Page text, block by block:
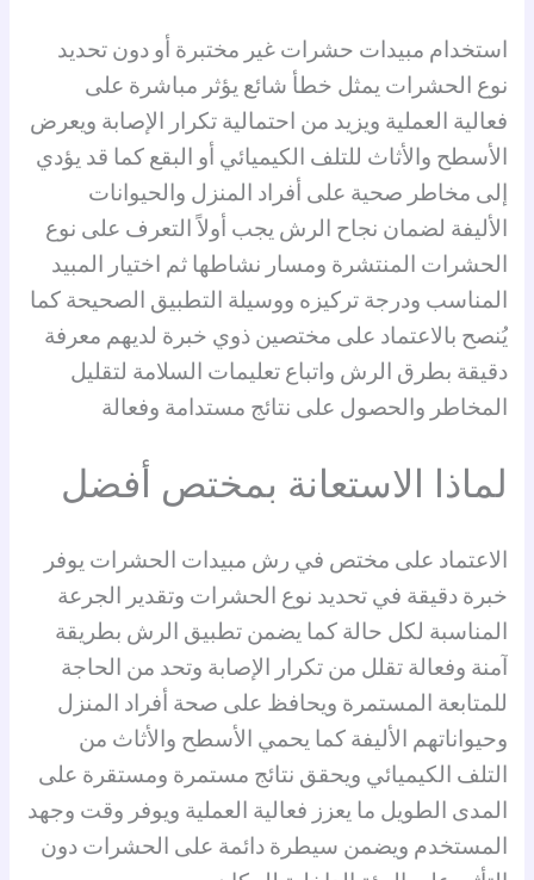
استخدام مبيدات حشرات غير مختبرة أو دون تحديد
نوع الحشرات يمثل خطأ شائع يؤثر مباشرة على
فعالية العملية ويزيد من احتمالية تكرار الإصابة ويعرض
الأسطح والأثاث للتلف الكيميائي أو البقع كما قد يؤدي
إلى مخاطر صحية على أفراد المنزل والحيوانات
الأليفة لضمان نجاح الرش يجب أولاً التعرف على نوع
الحشرات المنتشرة ومسار نشاطها ثم اختيار المبيد
المناسب ودرجة تركيزه ووسيلة التطبيق الصحيحة كما
يُنصح بالاعتماد على مختصين ذوي خبرة لديهم معرفة
دقيقة بطرق الرش واتباع تعليمات السلامة لتقليل
المخاطر والحصول على نتائج مستدامة وفعالة
لماذا الاستعانة بمختص أفضل
الاعتماد على مختص في رش مبيدات الحشرات يوفر
خبرة دقيقة في تحديد نوع الحشرات وتقدير الجرعة
المناسبة لكل حالة كما يضمن تطبيق الرش بطريقة
آمنة وفعالة تقلل من تكرار الإصابة وتحد من الحاجة
للمتابعة المستمرة ويحافظ على صحة أفراد المنزل
وحيواناتهم الأليفة كما يحمي الأسطح والأثاث من
التلف الكيميائي ويحقق نتائج مستمرة ومستقرة على
المدى الطويل ما يعزز فعالية العملية ويوفر وقت وجهد
المستخدم ويضمن سيطرة دائمة على الحشرات دون